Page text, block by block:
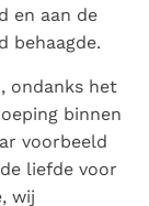
en aan de
behaagde.
ondanks het
binnen
voorbeeld
liefde voor
wij